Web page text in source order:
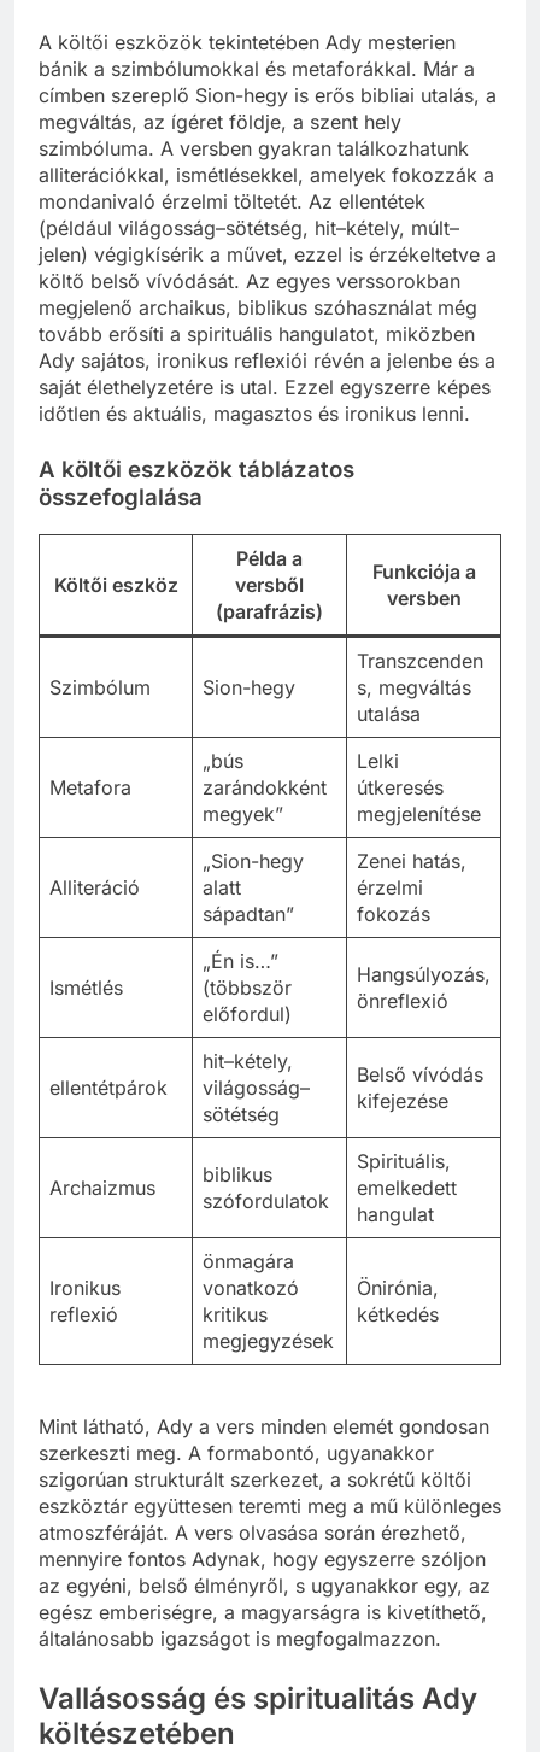
A költői eszközök tekintetében Ady mesterien
bánik a szimbólumokkal és metaforákkal. Már a
címben szereplő Sion-hegy is erős bibliai utalás, a
megváltás, az ígéret földje, a szent hely
szimbóluma. A versben gyakran találkozhatunk
alliterációkkal, ismétlésekkel, amelyek fokozzák a
mondanivaló érzelmi töltetét. Az ellentétek
(például világosság–sötétség, hit–kétely, múlt–
jelen) végigkísérik a művet, ezzel is érzékeltetve a
költő belső vívódását. Az egyes verssorokban
megjelenő archaikus, biblikus szóhasználat még
tovább erősíti a spirituális hangulatot, miközben
Ady sajátos, ironikus reflexiói révén a jelenbe és a
saját élethelyzetére is utal. Ezzel egyszerre képes
időtlen és aktuális, magasztos és ironikus lenni.
A költői eszközök táblázatos
összefoglalása
Költői eszköz
Példa a
versből
(parafrázis)
Funkciója a
versben
Szimbólum Sion-hegy
Transzcenden
s, megváltás
utalása
Metafora
„bús
zarándokként
megyek”
Lelki
útkeresés
megjelenítése
Alliteráció
„Sion-hegy
alatt
sápadtan”
Zenei hatás,
érzelmi
fokozás
Ismétlés
„Én is…”
(többször
előfordul)
Hangsúlyozás,
önreflexió
ellentétpárok
hit–kétely,
világosság–
sötétség
Belső vívódás
kifejezése
Archaizmus
biblikus
szófordulatok
Spirituális,
emelkedett
hangulat
Ironikus
reflexió
önmagára
vonatkozó
kritikus
megjegyzések
Önirónia,
kétkedés
Mint látható, Ady a vers minden elemét gondosan
szerkeszti meg. A formabontó, ugyanakkor
szigorúan strukturált szerkezet, a sokrétű költői
eszköztár együttesen teremti meg a mű különleges
atmoszféráját. A vers olvasása során érezhető,
mennyire fontos Adynak, hogy egyszerre szóljon
az egyéni, belső élményről, s ugyanakkor egy, az
egész emberiségre, a magyarságra is kivetíthető,
általánosabb igazságot is megfogalmazzon.
Vallásosság és spiritualitás Ady
költészetében